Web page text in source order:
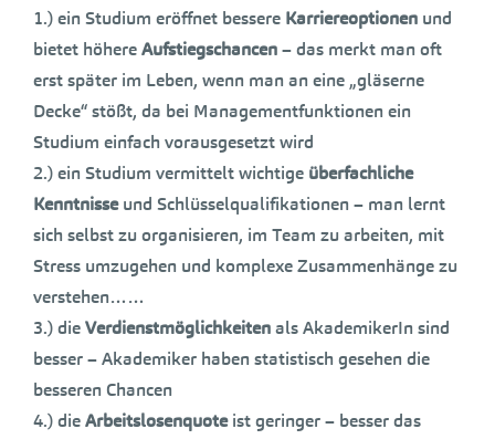
1.) ein Studium eröffnet bessere Karriereoptionen und
bietet höhereAufstiegschancen– das merkt man oft
erst später im Leben, wenn man an eine „gläserne
Decke“ stößt, da bei Managementfunktionen ein
Studium einfach vorausgesetzt wird
2.) ein Studium vermittelt wichtige überfachliche
Kenntnisseund Schlüsselqualifikationen – man lernt
sich selbst zu organisieren, im Team zu arbeiten, mit
Stress umzugehen und komplexe Zusammenhänge zu
verstehen……
3.) dieVerdienstmöglichkeitenals AkademikerIn sind
besser – Akademiker haben statistisch gesehen die
besseren Chancen
4.) dieArbeitslosenquoteist geringer – besser das